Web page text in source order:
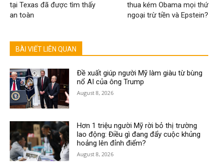
tại Texas đã được tìm thấy
an toàn
thua kém Obama mọi thứ
ngoại trừ tiền và Epstein?
BÀI VIẾT LIÊN QUAN
Đề xuất giúp người Mỹ làm giàu từ bùng
nổ AI của ông Trump
August 8, 2026
Hơn 1 triệu người Mỹ rời bỏ thị trường
lao động: Điều gì đang đẩy cuộc khủng
hoảng lên đỉnh điểm?
August 8, 2026